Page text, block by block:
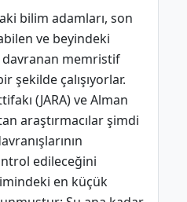
bilim adamları, son
ve beyindeki
memristif
şekilde çalışıyorlar.
(JARA) ve Alman
araştırmacılar şimdi
edileceğini
en küçük